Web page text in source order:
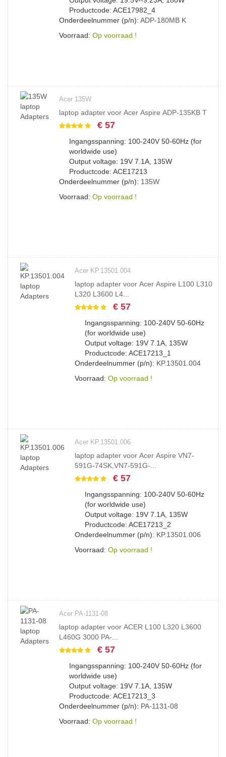
Productcode: ACE17982_4
Onderdeelnummer (p/n): ADP-180MB K
Voorraad: Op voorraad !
Acer 135W
laptop adapter voor Acer Aspire ADP-135KB T
€ 57
Ingangsspanning: 100-240V 50-60Hz (for
worldwide use)
Output voltage: 19V 7.1A, 135W
Productcode: ACE17213
Onderdeelnummer (p/n): 135W
Voorraad: Op voorraad !
Acer KP.13501.004
laptop adapter voor Acer Aspire L100 L310
L320 L3600 L4...
€ 57
Ingangsspanning: 100-240V 50-60Hz
(for worldwide use)
Output voltage: 19V 7.1A, 135W
Productcode: ACE17213_1
Onderdeelnummer (p/n): KP.13501.004
Voorraad: Op voorraad !
Acer KP.13501.006
laptop adapter voor Acer Aspire VN7-
591G-74SK,VN7-591G-...
€ 57
Ingangsspanning: 100-240V 50-60Hz
(for worldwide use)
Output voltage: 19V 7.1A, 135W
Productcode: ACE17213_2
Onderdeelnummer (p/n): KP.13501.006
Voorraad: Op voorraad !
Acer PA-1131-08
laptop adapter voor ACER L100 L320 L3600
L460G 3000 PA-...
€ 57
Ingangsspanning: 100-240V 50-60Hz (for
worldwide use)
Output voltage: 19V 7.1A, 135W
Productcode: ACE17213_3
Onderdeelnummer (p/n): PA-1131-08
Voorraad: Op voorraad !